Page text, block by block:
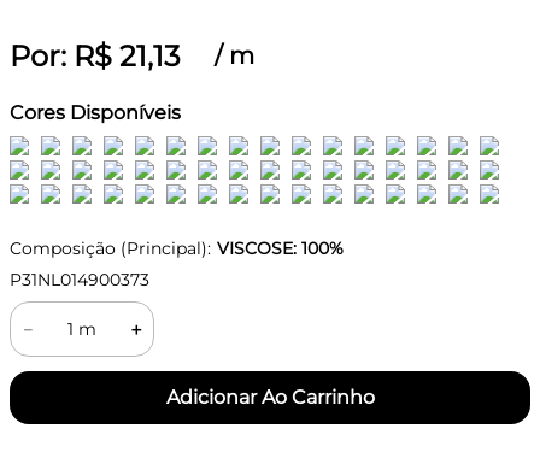
Por: R$ 21,13 / m
Cores Disponíveis
Composição (Principal): VISCOSE: 100%
P31NL014900373
＋
－